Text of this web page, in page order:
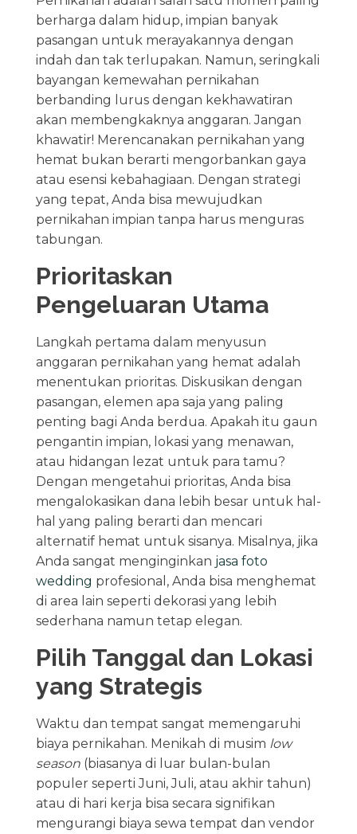
berharga dalam hidup, impian banyak
pasangan untuk merayakannya dengan
indah dan tak terlupakan. Namun, seringkali
bayangan kemewahan pernikahan
berbanding lurus dengan kekhawatiran
akan membengkaknya anggaran. Jangan
khawatir! Merencanakan pernikahan yang
hemat bukan berarti mengorbankan gaya
atau esensi kebahagiaan. Dengan strategi
yang tepat, Anda bisa mewujudkan
pernikahan impian tanpa harus menguras
tabungan.
Prioritaskan
Pengeluaran Utama
Langkah pertama dalam menyusun
anggaran pernikahan yang hemat adalah
menentukan prioritas. Diskusikan dengan
pasangan, elemen apa saja yang paling
penting bagi Anda berdua. Apakah itu gaun
pengantin impian, lokasi yang menawan,
atau hidangan lezat untuk para tamu?
Dengan mengetahui prioritas, Anda bisa
mengalokasikan dana lebih besar untuk hal-
hal yang paling berarti dan mencari
alternatif hemat untuk sisanya. Misalnya, jika
Anda sangat menginginkan jasa foto
wedding profesional, Anda bisa menghemat
di area lain seperti dekorasi yang lebih
sederhana namun tetap elegan.
Pilih Tanggal dan Lokasi
yang Strategis
Waktu dan tempat sangat memengaruhi
biaya pernikahan. Menikah di musim low
season(biasanya di luar bulan-bulan
populer seperti Juni, Juli, atau akhir tahun)
atau di hari kerja bisa secara signifikan
mengurangi biaya sewa tempat dan vendor